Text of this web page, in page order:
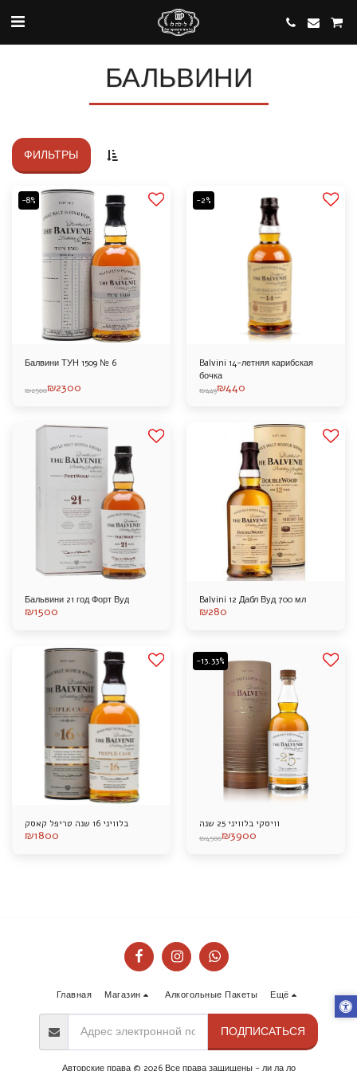
БАЛЬВИНИ
ФИЛЬТРЫ
-8%
Балвини ТУН 1509 № 6
₪2500₪2300
-2%
Balvini 14-летняя карибская
бочка
₪449₪440
Бальвини 21 год Форт Вуд
₪1500
Balvini 12 Дабл Вуд 700 мл
₪280
בלוויני 16 שנה טריפל קאסק
₪1800
-13.33%
וויסקי בלוויני 25 שנה
₪4500₪3900
Главная Магазин Алкогольные Пакеты Ещё
ПОДПИСАТЬСЯ
Авторские права © 2026 Все права защищены - ли ла ло